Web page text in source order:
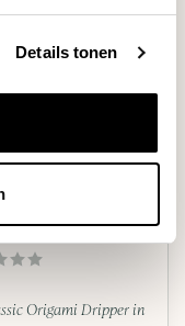
Details tonen
AIR S (ZWART)
Origami Dripper in